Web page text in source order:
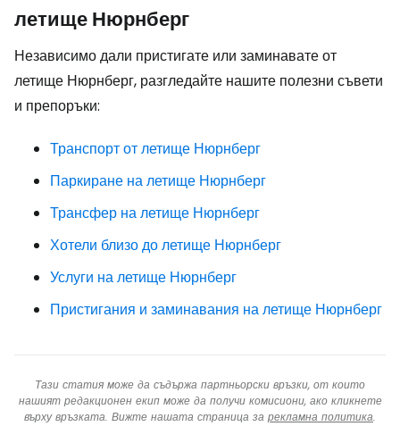
летище Нюрнберг
Независимо дали пристигате или заминавате от
летище Нюрнберг, разгледайте нашите полезни съвети
и препоръки:
Транспорт от летище Нюрнберг
Паркиране на летище Нюрнберг
Трансфер на летище Нюрнберг
Хотели близо до летище Нюрнберг
Услуги на летище Нюрнберг
Пристигания и заминавания на летище Нюрнберг
Тази статия може да съдържа партньорски връзки, от които
нашият редакционен екип може да получи комисиони, ако кликнете
върху връзката. Вижте нашата страница за рекламна политика.